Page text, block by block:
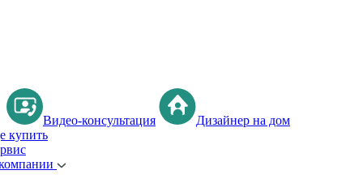
Видео-консультация
Дизайнер на дом
купить